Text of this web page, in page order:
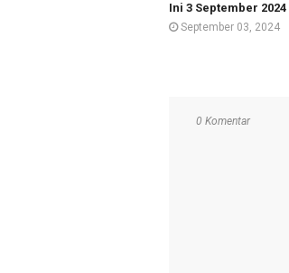
Ini 3 September 2024
September 03, 2024
0 Komentar